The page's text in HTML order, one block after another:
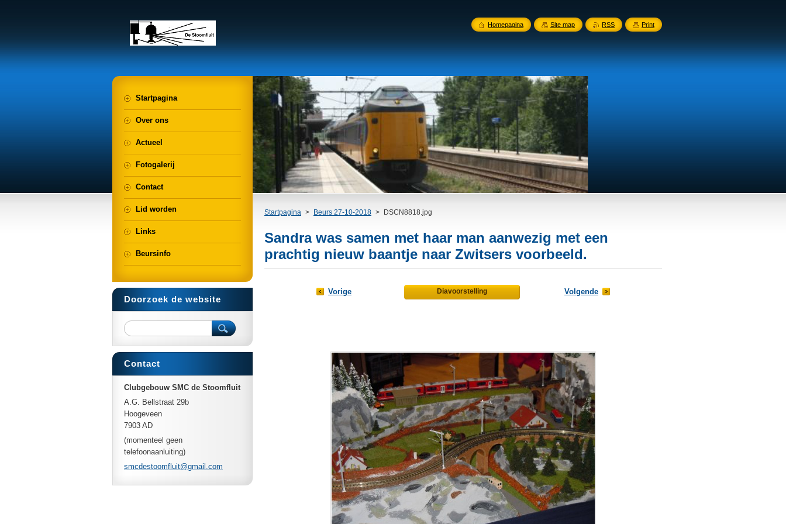
Startpagina > Beurs 27-10-2018 > DSCN8818.jpg
Sandra was samen met haar man aanwezig met een
prachtig nieuw baantje naar Zwitsers voorbeeld.
Vorige Diavoorstelling Volgende
Startpagina
Over ons
Actueel
Fotogalerij
Contact
Lid worden
Links
Beursinfo
Doorzoek de website
Contact
Clubgebouw SMC de Stoomfluit
A.G. Bellstraat 29b
Hoogeveen
7903 AD
(momenteel geen
telefoonaanluiting)
smcdestoomfluit@gmail.com
Homepagina Site map RSS Print